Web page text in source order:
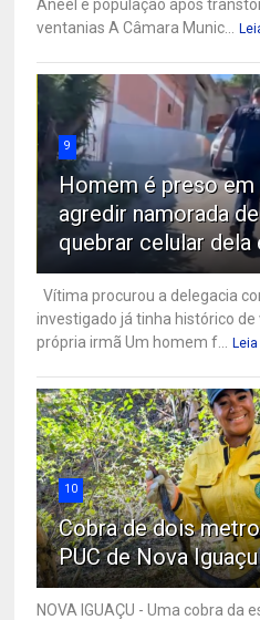
Aneel e população após
ventanias A Câmara Munic...
9
Homem é preso
agredir namorada
quebrar celular dela
Vítima procurou a delegacia
investigado já tinha histórico
própria irmã Um homem f...
10
Cobra de dois
PUC de Nova Iguaçu
NOVA IGUAÇU - Uma cobra da